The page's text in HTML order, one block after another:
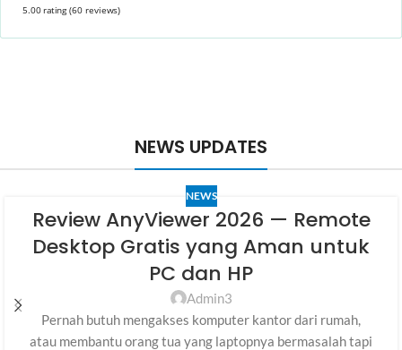
NEWS UPDATES
NEWS
Review AnyViewer 2026 — Remote
Desktop Gratis yang Aman untuk
PC dan HP
Admin3
Pernah butuh mengakses komputer kantor dari rumah,